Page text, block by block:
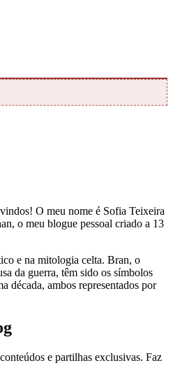
O meu nome é Sofia Teixeira
o meu blogue pessoal criado a 13
e na mitologia celta. Bran, o
da guerra, têm sido os símbolos
década, ambos representados por
e partilhas exclusivas. Faz